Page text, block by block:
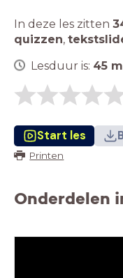
In deze les zitten
quizzen,
Lesduur is: 45
Start les
Printen
Onderdelen